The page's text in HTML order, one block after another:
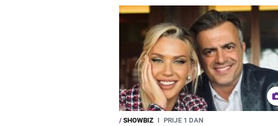
/SHOWBIZ I PRIJE 1 DAN